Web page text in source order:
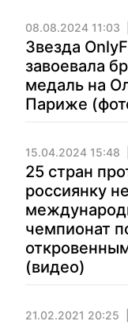
08.08.2024 11:03
Звезда
завоевала
медаль на
Париже
15.04.2024 15:48
25 стран
россиянку
чемпионат
(видео)
21.02.2021 20:25